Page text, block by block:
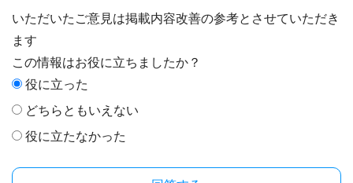
いただいたご意見は掲載内容改善の参考とさせていただき
ます
この情報はお役に立ちましたか？
役に立った
どちらともいえない
役に立たなかった